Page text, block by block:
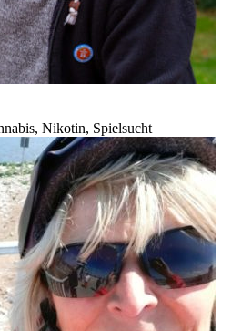
Nikotin, Spielsucht